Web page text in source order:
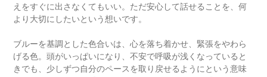
えをすぐに出さなくてもいい。ただ安心して話せることを、何
より大切にしたいという想いです。
ブルーを基調とした色合いは、心を落ち着かせ、緊張をやわら
げる色。頭がいっぱいになり、不安で呼吸が浅くなっていると
きでも、少しずつ自分のペースを取り戻せるようにという意味